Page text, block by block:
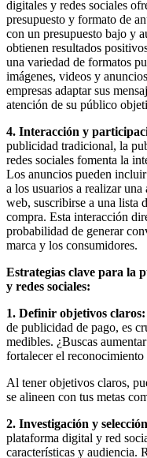
Tecnología,
Noticias,
Artículos,
Gente,
Contenidos
de
Calidad,
Eventos
Marketing,
Mercadotecnia,
Eventos
Publicitarios,
Colecciónes,
Marcas,
Insigns,
TV,
Radio,
Creatividad,
SEO,
SEM,
Free
Press,
RRPP,
Spots,
Comerciales,
Periodismo,
Revistas,
,
ATL,
BTL,
digitales y redes sociales
presupuesto y formato de
con un presupuesto bajo y
obtienen resultados
una variedad de formatos
imágenes, videos y
empresas adaptar sus
atención de su público
4. Interacción y
publicidad tradicional, la
redes sociales fomenta la
Los anuncios pueden
a los usuarios a realizar
web, suscribirse a una lista
compra. Esta interacción
probabilidad de generar
marca y los consumidores.
Estrategias clave para la
y redes sociales:
1. Definir objetivos claros:
de publicidad de pago, es
medibles. ¿Buscas
fortalecer el reconocimiento
Al tener objetivos claros,
se alineen con tus metas
2. Investigación y
plataforma digital y red
características y audiencia.